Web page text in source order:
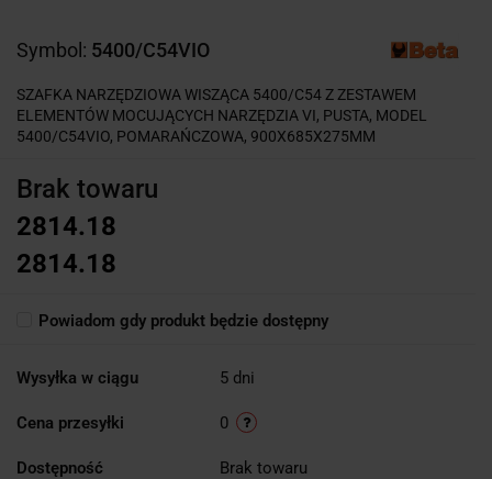
Symbol: 5400/C54VIO
SZAFKA NARZĘDZIOWA WISZĄCA 5400/C54 Z ZESTAWEM
ELEMENTÓW MOCUJĄCYCH NARZĘDZIA VI, PUSTA, MODEL
5400/C54VIO, POMARAŃCZOWA, 900X685X275MM
Brak towaru
2814.18
2814.18
Powiadom gdy produkt będzie dostępny
Wysyłka w ciągu 5 dni
Cena przesyłki 0
Dostępność Brak towaru